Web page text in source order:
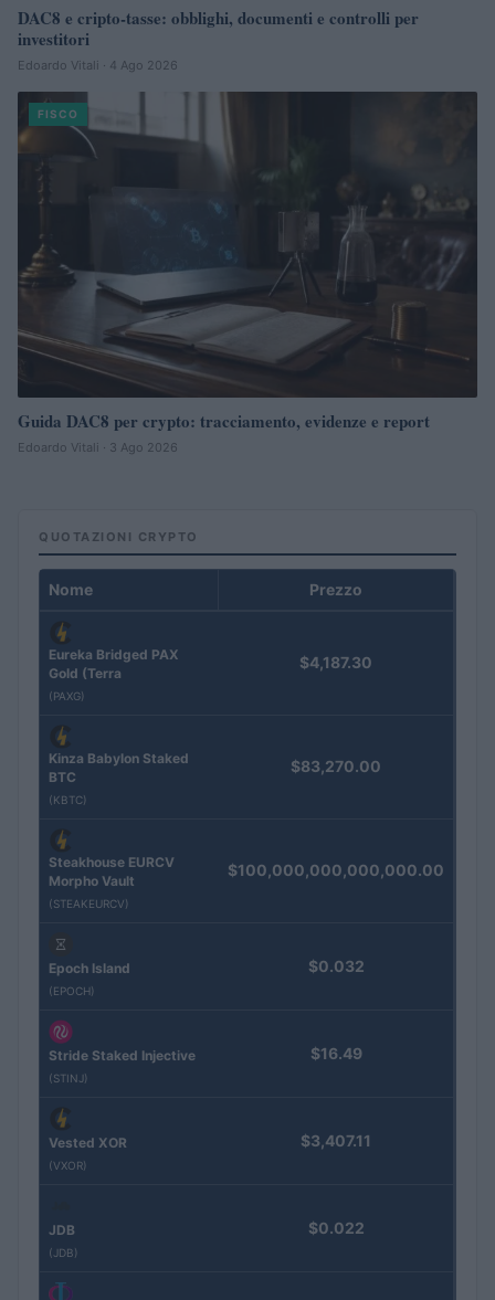
DAC8 e cripto-tasse: obblighi, documenti e controlli per
investitori
Edoardo Vitali · 4 Ago 2026
FISCO
Guida DAC8 per crypto: tracciamento, evidenze e report
Edoardo Vitali · 3 Ago 2026
QUOTAZIONI CRYPTO
Nome Prezzo
Eureka Bridged PAX
Gold (Terra
(PAXG)
$4,187.30
Kinza Babylon Staked
BTC
(KBTC)
$83,270.00
Steakhouse EURCV
Morpho Vault
(STEAKEURCV)
$100,000,000,000,000.00
Epoch Island
(EPOCH)
$0.032
Stride Staked Injective
(STINJ)
$16.49
Vested XOR
(VXOR)
$3,407.11
JDB
(JDB)
$0.022